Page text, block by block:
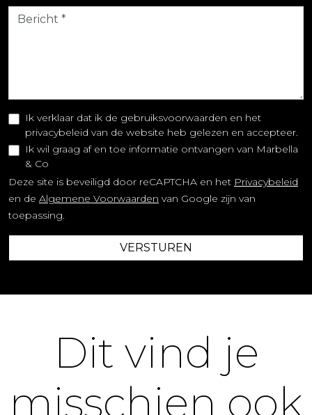
Ik verklaar dat ik de gebruiksvoorwaarden en het
privacybeleid van de website heb gelezen en accepteer.
Ik wil graag af en toe informatie ontvangen van Marbella
& Co
Deze site is beveiligd door reCAPTCHA en het Privacybeleid
en de Algemene Voorwaarden van Google zijn van
toepassing.
VERSTUREN
Dit vind je
misschien ook